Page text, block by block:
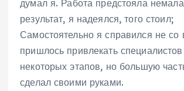
думал я. Работа предстояла
результат, я надеялся, того стоил;
Самостоятельно я справился не со
пришлось привлекать
некоторых этапов, но большую
сделал своими руками.